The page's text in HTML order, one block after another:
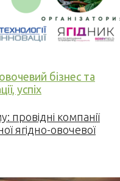
бізнес та
успіх
провідні компанії
ягідно-овочевої